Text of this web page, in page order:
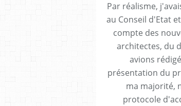
Par réalisme,
au Conseil d'Etat
compte des
architectes, du
avions
présentation du
ma majorité,
protocole